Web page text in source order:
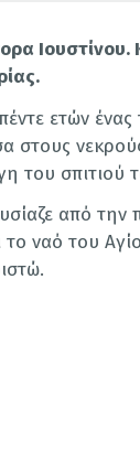
ετών
στους
του σπιτιού
από την
το ναό του